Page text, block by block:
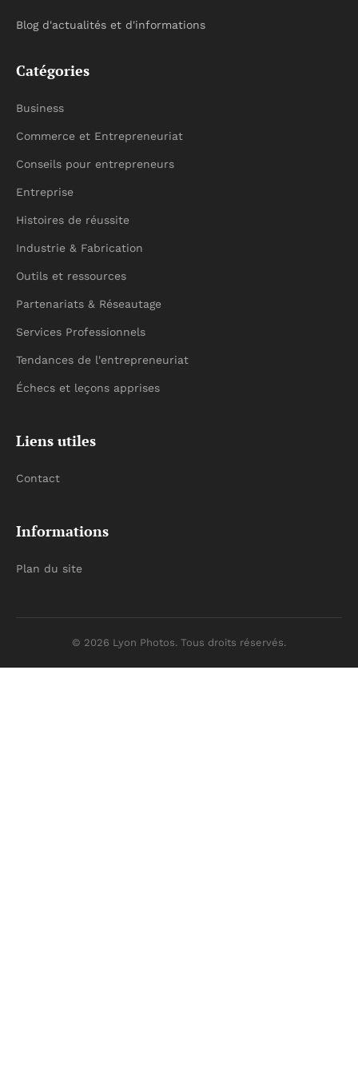
Blog d'actualités et d'informations
Catégories
Business
Commerce et Entrepreneuriat
Conseils pour entrepreneurs
Entreprise
Histoires de réussite
Industrie & Fabrication
Outils et ressources
Partenariats & Réseautage
Services Professionnels
Tendances de l'entrepreneuriat
Échecs et leçons apprises
Liens utiles
Contact
Informations
Plan du site
© 2026 Lyon Photos. Tous droits réservés.